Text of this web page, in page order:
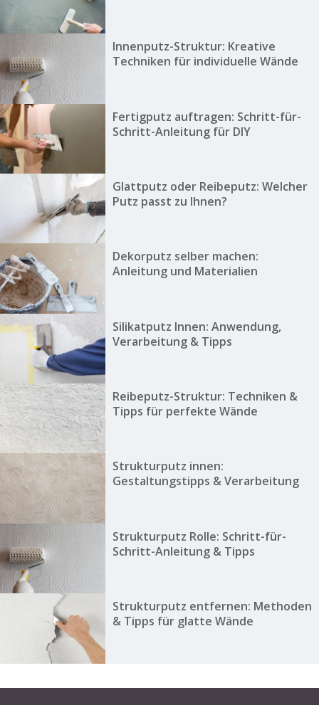
Innenputz-Struktur: Kreative
Techniken für individuelle Wände
Fertigputz auftragen: Schritt-für-
Schritt-Anleitung für DIY
Glattputz oder Reibeputz: Welcher
Putz passt zu Ihnen?
Dekorputz selber machen:
Anleitung und Materialien
Silikatputz Innen: Anwendung,
Verarbeitung & Tipps
Reibeputz-Struktur: Techniken &
Tipps für perfekte Wände
Strukturputz innen:
Gestaltungstipps & Verarbeitung
Strukturputz Rolle: Schritt-für-
Schritt-Anleitung & Tipps
Strukturputz entfernen: Methoden
& Tipps für glatte Wände